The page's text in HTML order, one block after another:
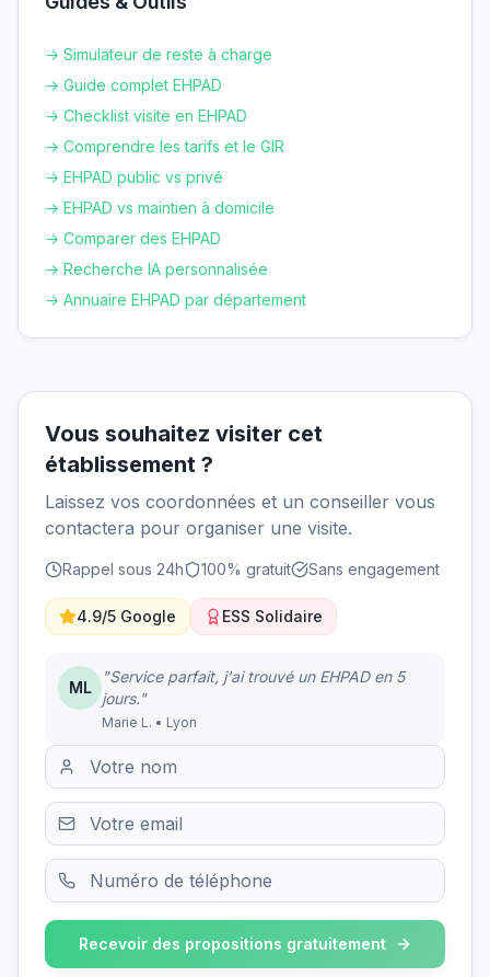
→ Simulateur de reste à charge
→ Guide complet EHPAD
→ Checklist visite en EHPAD
→ Comprendre les tarifs et le GIR
→ EHPAD public vs privé
→ EHPAD vs maintien à domicile
→ Comparer des EHPAD
→ Recherche IA personnalisée
→ Annuaire EHPAD par département
Vous souhaitez visiter cet
établissement ?
Laissez vos coordonnées et un conseiller vous
contactera pour organiser une visite.
Rappel sous 24h 100% gratuit Sans engagement
4.9/5 Google ESS Solidaire
ML
"Service parfait, j'ai trouvé un EHPAD en 5
jours."
Marie L. • Lyon
Recevoir des propositions gratuitement